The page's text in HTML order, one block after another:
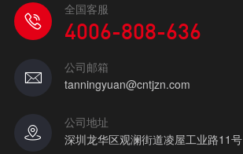
全国客服
4006-808-636
公司邮箱
tanningyuan@cntjzn.com
公司地址
深圳龙华区观澜街道凌屋工业路11号